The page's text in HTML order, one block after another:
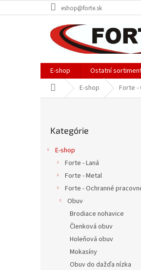
na
eshop@forte.sk
E-shop Ostatní
DomovE-shop Forte -
kategórie
Kategórie
E-shop
Forte - Laná
Forte - Metal
Forte - Ochranné
Obuv
Brodiace nohavice
Členková obuv
Holeňová obuv
Mokasíny
Obuv do dažďa nízka